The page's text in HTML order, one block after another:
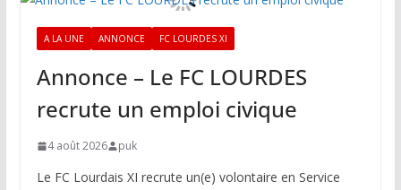
A LA UNE ANNONCE FC LOURDES XI
Annonce – Le FC LOURDES
recrute un emploi civique
4 août 2026 puk
Le FC Lourdais XI recrute un(e) volontaire en Service